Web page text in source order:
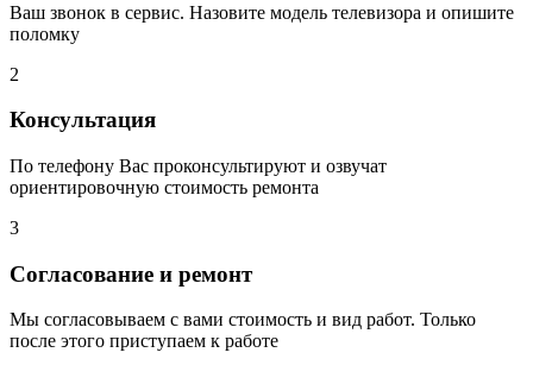
Ваш звонок в сервис. Назовите модель телевизора и опишите
поломку
2
Консультация
По телефону Вас проконсультируют и озвучат
ориентировочную стоимость ремонта
3
Согласование и ремонт
Мы согласовываем с вами стоимость и вид работ. Только
после этого приступаем к работе